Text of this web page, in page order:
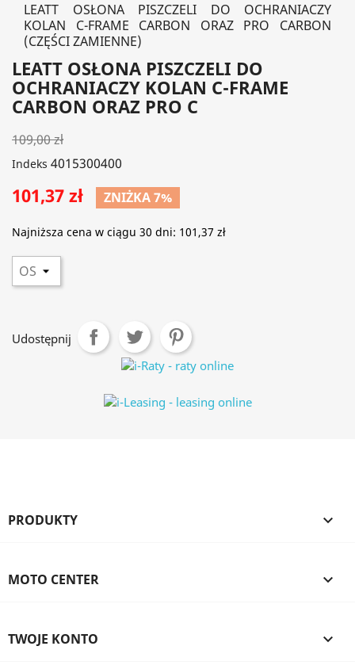
LEATT OSŁONA PISZCZELI DO OCHRANIACZY
KOLAN C-FRAME CARBON ORAZ PRO CARBON
(CZĘŚCI ZAMIENNE)
LEATT OSŁONA PISZCZELI DO
OCHRANIACZY KOLAN C-FRAME
CARBON ORAZ PRO C
109,00 zł
Indeks 4015300400
101,37 zł ZNIŻKA 7%
Najniższa cena w ciągu 30 dni: 101,37 zł
Udostępnij
PRODUKTY 
MOTO CENTER 
TWOJE KONTO 